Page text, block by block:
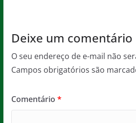
Deixe um comentário
O seu endereço de e-mail não
Campos obrigatórios são
Comentário *